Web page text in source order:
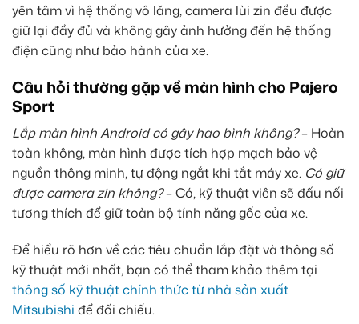
yên tâm vì hệ thống vô lăng, camera lùi zin đều được
giữ lại đầy đủ và không gây ảnh hưởng đến hệ thống
điện cũng như bảo hành của xe.
Câu hỏi thường gặp về màn hình cho Pajero
Sport
Lắp màn hình Android có gây hao bình không?– Hoàn
toàn không, màn hình được tích hợp mạch bảo vệ
nguồn thông minh, tự động ngắt khi tắt máy xe. Có giữ
được camera zin không?– Có, kỹ thuật viên sẽ đấu nối
tương thích để giữ toàn bộ tính năng gốc của xe.
Để hiểu rõ hơn về các tiêu chuẩn lắp đặt và thông số
kỹ thuật mới nhất, bạn có thể tham khảo thêm tại
thông số kỹ thuật chính thức từ nhà sản xuất
Mitsubishi để đối chiếu.